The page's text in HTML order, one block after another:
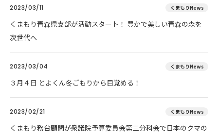
2023/03/11 くまもりNews
くまもり青森県支部が活動スタート！ 豊かで美しい青森の森を
次世代へ
2023/03/04 くまもりNews
３月４日 とよくん冬ごもりから目覚める！
2023/02/21 くまもりNews
くまもり務台顧問が衆議院予算委員会第三分科会で日本のクマの